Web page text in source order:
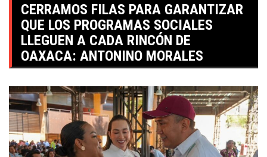
CERRAMOS FILAS PARA GARANTIZAR
QUE LOS PROGRAMAS SOCIALES
LLEGUEN A CADA RINCÓN DE
OAXACA: ANTONINO MORALES